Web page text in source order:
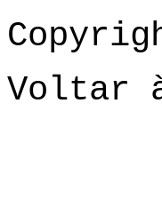
Voltar